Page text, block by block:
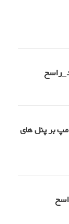
بر پنل های